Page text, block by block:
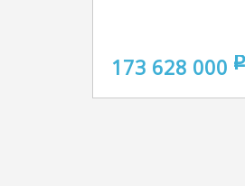
173 628 000